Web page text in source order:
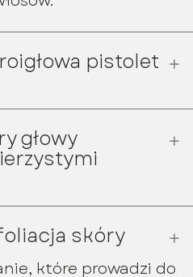
pistolet
głowy
skóry
które prowadzi do